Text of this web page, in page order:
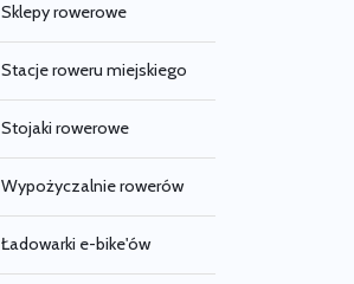
Sklepy rowerowe
Stacje roweru miejskiego
Stojaki rowerowe
Wypożyczalnie rowerów
Ładowarki e-bike'ów